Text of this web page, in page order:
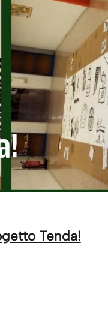
Tenda!